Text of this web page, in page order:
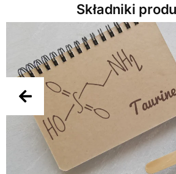
Składniki